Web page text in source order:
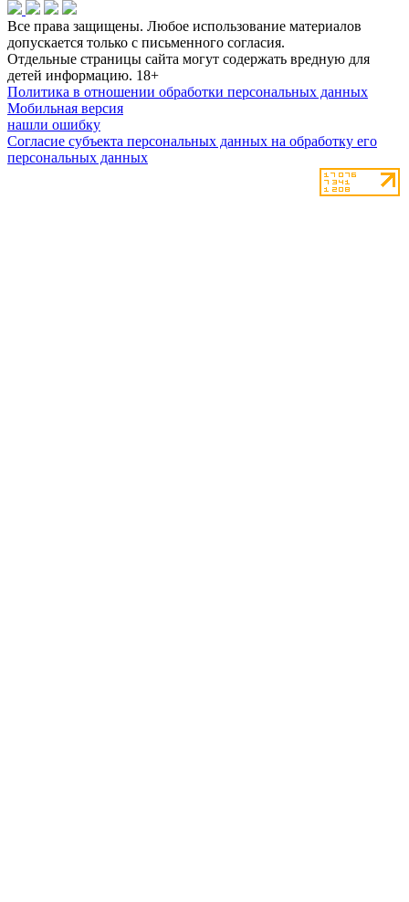
Все права защищены. Любое использование материалов
допускается только с письменного согласия.
Отдельные страницы сайта могут содержать вредную для
детей информацию. 18+
Политика в отношении обработки персональных данных
Мобильная версия
нашли ошибку
Согласие субъекта персональных данных на обработку его
персональных данных